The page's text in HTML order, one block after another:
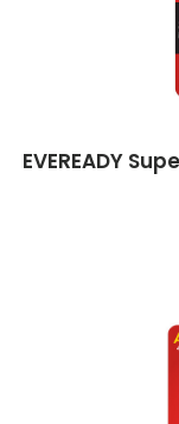
EVEREADY